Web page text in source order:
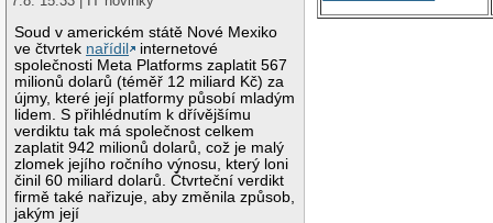
Soud v americkém státě Nové Mexiko
ve čtvrtek nařídil
internetové
společnosti Meta Platforms zaplatit 567
milionů dolarů (téměř 12 miliard Kč) za
újmy, které její platformy působí mladým
lidem. S přihlédnutím k dřívějšímu
verdiktu tak má společnost celkem
zaplatit 942 milionů dolarů, což je malý
zlomek jejího ročního výnosu, který loni
činil 60 miliard dolarů. Čtvrteční verdikt
firmě také nařizuje, aby změnila způsob,
jakým její